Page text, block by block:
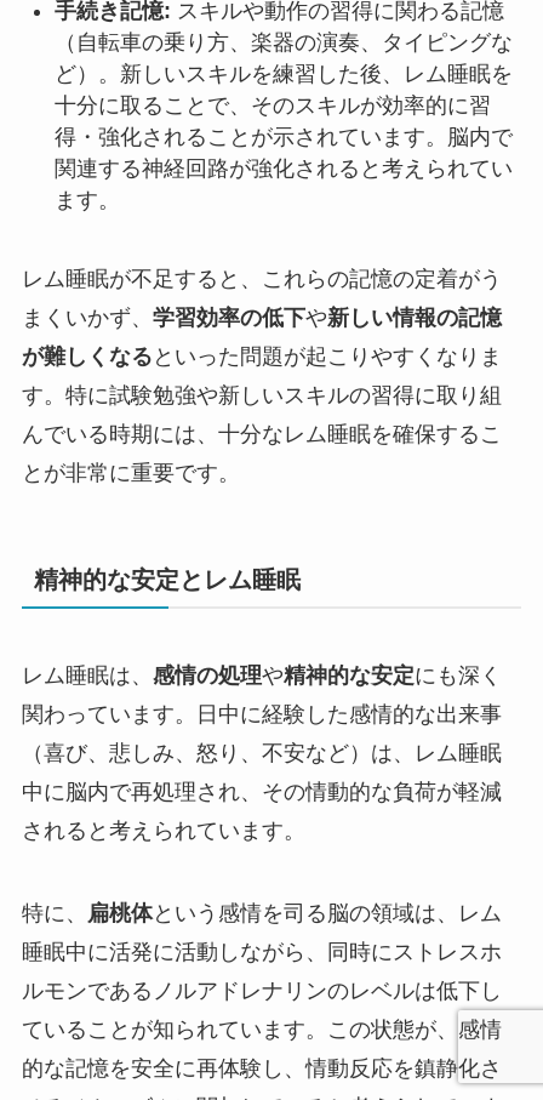
手続き記憶: スキルや動作の習得に関わる記憶
（自転車の乗り方、楽器の演奏、タイピングな
ど）。新しいスキルを練習した後、レム睡眠を
十分に取ることで、そのスキルが効率的に習
得・強化されることが示されています。脳内で
関連する神経回路が強化されると考えられてい
ます。
レム睡眠が不足すると、これらの記憶の定着がう
まくいかず、 学習効率の低下や新しい情報の記憶
が難しくなる といった問題が起こりやすくなりま
す。特に試験勉強や新しいスキルの習得に取り組
んでいる時期には、十分なレム睡眠を確保するこ
とが非常に重要です。
精神的な安定とレム睡眠
レム睡眠は、 感情の処理や精神的な安定にも深く
関わっています。日中に経験した感情的な出来事
（喜び、悲しみ、怒り、不安など）は、レム睡眠
中に脳内で再処理され、その情動的な負荷が軽減
されると考えられています。
特に、 扁桃体という感情を司る脳の領域は、レム
睡眠中に活発に活動しながら、同時にストレスホ
ルモンであるノルアドレナリンのレベルは低下し
ていることが知られています。この状態が、感情
的な記憶を安全に再体験し、情動反応を鎮静化さ